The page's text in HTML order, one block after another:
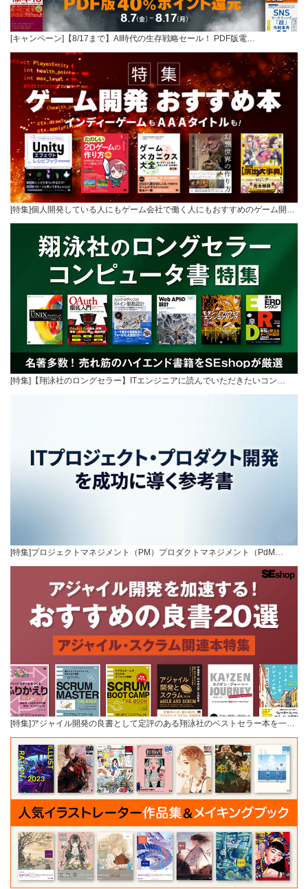
[キャンペーン]【8/17まで】AI時代の生存戦略セール！ PDF版電…
[特集]個人開発している人にもゲーム会社で働く人にもおすすめのゲーム開…
[特集]【翔泳社のロングセラー】ITエンジニアに読んでいただきたいコン…
[特集]プロジェクトマネジメント（PM）プロダクトマネジメント（PdM…
[特集]アジャイル開発の良書として定評のある翔泳社のベストセラー本を一…